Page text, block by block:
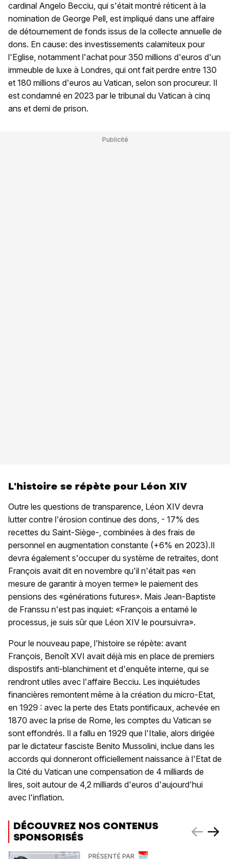
cardinal Angelo Becciu, qui s'était montré réticent à la
nomination de George Pell, est impliqué dans une affaire
de détournement de fonds issus de la collecte annuelle de
dons. En cause: des investissements calamiteux pour
l'Eglise, notamment l'achat pour 350 millions d'euros d'un
immeuble de luxe à Londres, qui ont fait perdre entre 130
et 180 millions d'euros au Vatican, selon son procureur. Il
est condamné en 2023 par le tribunal du Vatican à cinq
ans et demi de prison.
L'histoire se répète pour Léon XIV
Outre les questions de transparence, Léon XIV devra
lutter contre l'érosion continue des dons, - 17% des
recettes du Saint-Siège-, combinées à des frais de
personnel en augmentation constante (+6% en 2023).Il
devra également s'occuper du système de retraites, dont
François avait dit en novembre qu'il n'était pas «en
mesure de garantir à moyen terme» le paiement des
pensions des «générations futures». Mais Jean-Baptiste
de Franssu n'est pas inquiet: «François a entamé le
processus, je suis sûr que Léon XIV le poursuivra».
Pour le nouveau pape, l'histoire se répète: avant
François, Benoît XVI avait déjà mis en place de premiers
dispostifs anti-blanchiment et d'enquête interne, qui se
rendront utiles avec l'affaire Becciu. Les inquiétudes
financières remontent même à la création du micro-Etat,
en 1929 : avec la perte des Etats pontificaux, achevée en
1870 avec la prise de Rome, les comptes du Vatican se
sont effondrés. Il a fallu en 1929 que l'Italie, alors dirigée
par le dictateur fasciste Benito Mussolini, inclue dans les
accords qui donneront officiellement naissance à l'Etat de
la Cité du Vatican une compensation de 4 milliards de
lires, soit autour de 4,2 milliards d'euros d'aujourd'hui
avec l'inflation.
DÉCOUVREZ NOS CONTENUS
SPONSORISÉS
PRÉSENTÉ PAR